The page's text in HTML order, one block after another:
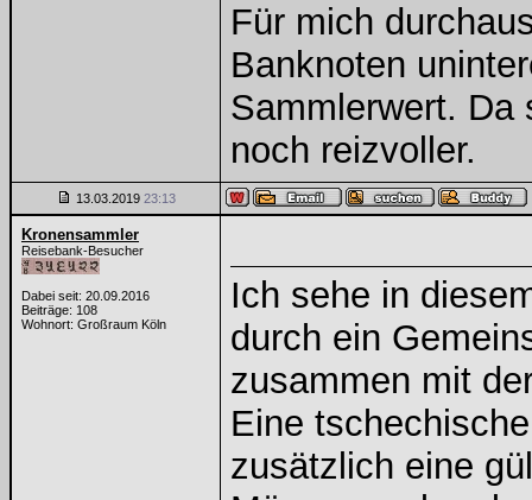
Für mich
Banknoten
Sammlerwert. Da
noch reizvoller.
13.03.2019 23:13
Kronensammler
Reisebank-Besucher
Dabei seit: 20.09.2016
Beiträge: 108
Wohnort: Großraum Köln
Ich sehe in
durch ein
zusammen mit
Eine
zusätzlich eine